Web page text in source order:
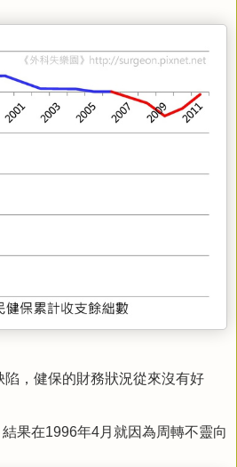
，健保的財務狀況從來沒有好
果在1996年4月就因為周轉不靈向